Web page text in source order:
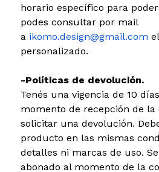
horario específico para
podes consultar por mail
a ikomo.design@gmail.com
personalizado.
-Políticas de devolución.
Tenés una vigencia de 10
momento de recepción de
solicitar una devolución.
producto en las mismas
detalles ni marcas de uso.
abonado al momento de la